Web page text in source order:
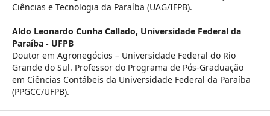
Ciências e Tecnologia da Paraíba (UAG/IFPB).
Aldo Leonardo Cunha Callado, Universidade Federal da
Paraíba - UFPB
Doutor em Agronegócios – Universidade Federal do Rio
Grande do Sul. Professor do Programa de Pós-Graduação
em Ciências Contábeis da Universidade Federal da Paraíba
(PPGCC/UFPB).